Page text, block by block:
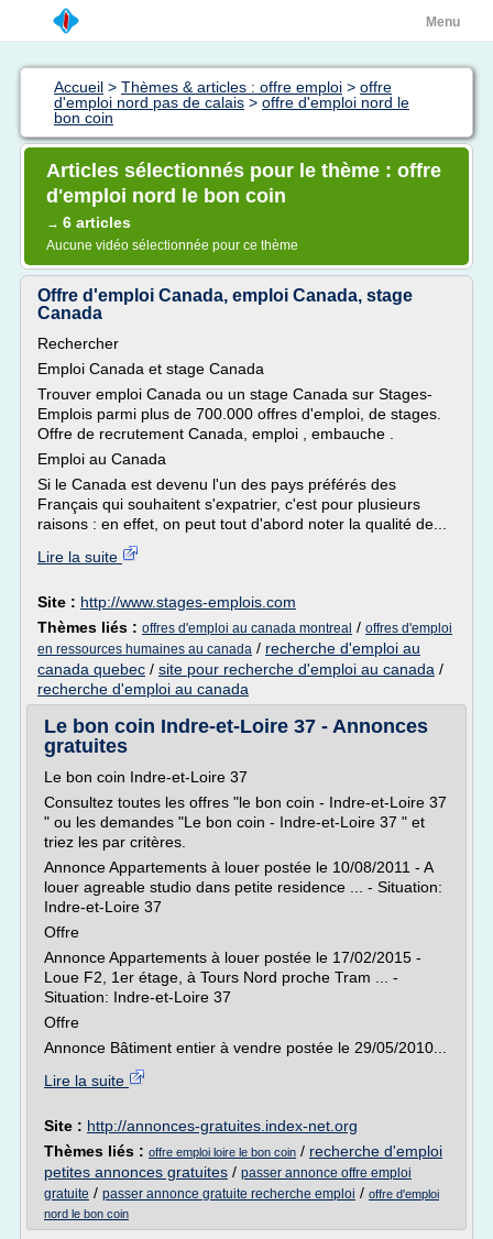
Menu
Accueil > Thèmes & articles : offre emploi > offre
d'emploi nord pas de calais > offre d'emploi nord le
bon coin
Articles sélectionnés pour le thème : offre
d'emploi nord le bon coin
→ 6 articles
Aucune vidéo sélectionnée pour ce thème
Offre d'emploi Canada, emploi Canada, stage
Canada
Rechercher
Emploi Canada et stage Canada
Trouver emploi Canada ou un stage Canada sur Stages-
Emplois parmi plus de 700.000 offres d'emploi, de stages.
Offre de recrutement Canada, emploi , embauche .
Emploi au Canada
Si le Canada est devenu l'un des pays préférés des
Français qui souhaitent s'expatrier, c'est pour plusieurs
raisons : en effet, on peut tout d'abord noter la qualité de...
Lire la suite
Site : http://www.stages-emplois.com
Thèmes liés : offres d'emploi au canada montreal / offres d'emploi
en ressources humaines au canada / recherche d'emploi au
canada quebec / site pour recherche d'emploi au canada /
recherche d'emploi au canada
Le bon coin Indre-et-Loire 37 - Annonces
gratuites
Le bon coin Indre-et-Loire 37
Consultez toutes les offres "le bon coin - Indre-et-Loire 37
" ou les demandes "Le bon coin - Indre-et-Loire 37 " et
triez les par critères.
Annonce Appartements à louer postée le 10/08/2011 - A
louer agreable studio dans petite residence ... - Situation:
Indre-et-Loire 37
Offre
Annonce Appartements à louer postée le 17/02/2015 -
Loue F2, 1er étage, à Tours Nord proche Tram ... -
Situation: Indre-et-Loire 37
Offre
Annonce Bâtiment entier à vendre postée le 29/05/2010...
Lire la suite
Site : http://annonces-gratuites.index-net.org
Thèmes liés : offre emploi loire le bon coin / recherche d'emploi
petites annonces gratuites / passer annonce offre emploi
gratuite / passer annonce gratuite recherche emploi / offre d'emploi
nord le bon coin